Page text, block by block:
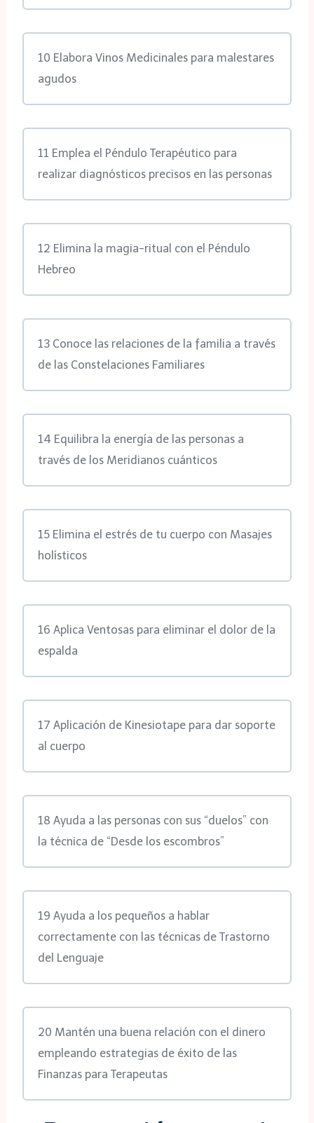
10 Elabora Vinos Medicinales para malestares
agudos
11 Emplea el Péndulo Terapéutico para
realizar diagnósticos precisos en las personas
12 Elimina la magia-ritual con el Péndulo
Hebreo
13 Conoce las relaciones de la familia a través
de las Constelaciones Familiares
14 Equilibra la energía de las personas a
través de los Meridianos cuánticos
15 Elimina el estrés de tu cuerpo con Masajes
holísticos
16 Aplica Ventosas para eliminar el dolor de la
espalda
17 Aplicación de Kinesiotape para dar soporte
al cuerpo
18 Ayuda a las personas con sus “duelos” con
la técnica de “Desde los escombros”
19 Ayuda a los pequeños a hablar
correctamente con las técnicas de Trastorno
del Lenguaje
20 Mantén una buena relación con el dinero
empleando estrategias de éxito de las
Finanzas para Terapeutas